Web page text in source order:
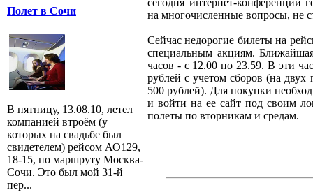
Полет в Сочи
В пятницу, 13.08.10, летел
компанией втроём (у
которых на свадьбе был
свидетелем) рейсом АО129,
18-15, по маршруту Москва-
Сочи. Это был мой 31-й
пер...
сегодня интернет-конференции
на многочисленные вопросы, не
Сейчас недорогие билеты на
специальным акциям.
часов - с 12.00 по 23.59. В эти
рублей с учетом сборов (на
500 рублей). Для покупки
и войти на ее сайт под своим
полеты по вторникам и средам.